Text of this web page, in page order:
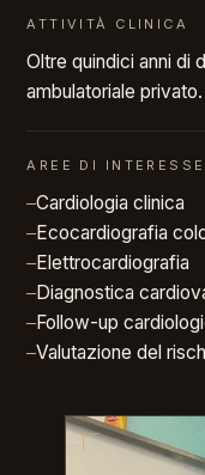
ATTIVITÀ CLINICA
Oltre quindici anni di
ambulatoriale privato.
AREE DI
Cardiologia clinica
Ecocardiografia
Elettrocardiografia
Diagnostica
Follow-up
Valutazione del